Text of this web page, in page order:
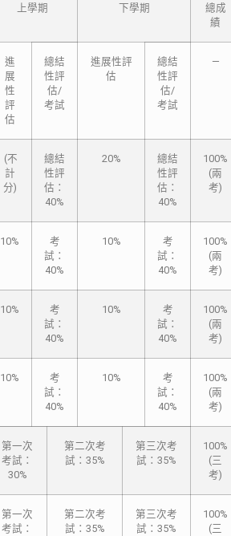
上學期 下學期
總成
績
進
展
性
評
估
總結
性評
估/
考試
進展性評
估
總結
性評
估/
考試
—
(不
計
分)
總結
性評
估：
40%
20%
總結
性評
估：
40%
100%
(兩
考)
10%
考
試：
40%
10%
考
試：
40%
100%
(兩
考)
10%
考
試：
40%
10%
考
試：
40%
100%
(兩
考)
10%
考
試：
40%
10%
考
試：
40%
100%
(兩
考)
第一次
考試：
30%
第二次考
試：35%
第三次考
試：35%
100%
(三
考)
第一次
考試：
第二次考
試：35%
第三次考
試：35%
100%
(三